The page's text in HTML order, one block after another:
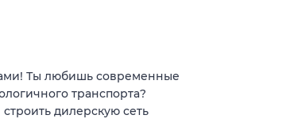
Ты любишь современные
транспорта?
дилерскую сеть